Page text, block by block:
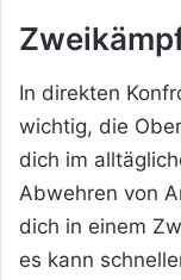
In direkten
wichtig, die
dich im
Abwehren von
dich in einem
es kann